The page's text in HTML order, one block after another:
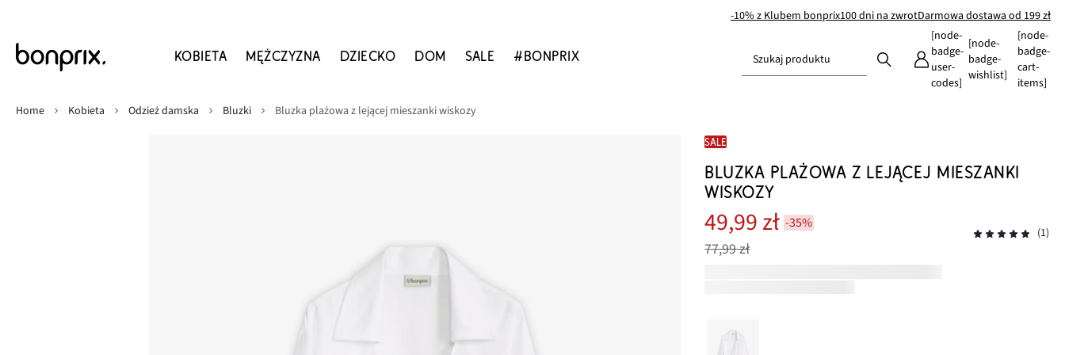
-10% z Klubem bonprix100 dni na zwrotDarmowa dostawa od 199 zł
KOBIETA MĘŻCZYZNA DZIECKO DOM SALE #BONPRIX Szukaj produktu
[node-
badge-
user-
codes]
[node-
badge-
wishlist]
[node-
badge-
cart-
items]
Home
Kobieta Odzież damska Bluzki Bluzka plażowa z lejącej mieszanki wiskozy
SALE
BLUZKA PLAŻOWA Z LEJĄCEJ MIESZANKI
WISKOZY
49,99 zł -35%
77,99 zł
(1)